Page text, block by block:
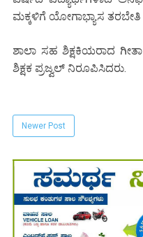
ಮಕ್ಕಳಿಗೆ ಯೋಗಾಭ್ಯಾಸ ತರಬೇತಿ
ಶಾಲಾ ಸಹ ಶಿಕ್ಷಕಿಯರಾದ
ಶಿಕ್ಷಕ ಪ್ರಜ್ವಲ್ ನಿರೂಪಿಸಿದರು.
Newer Post